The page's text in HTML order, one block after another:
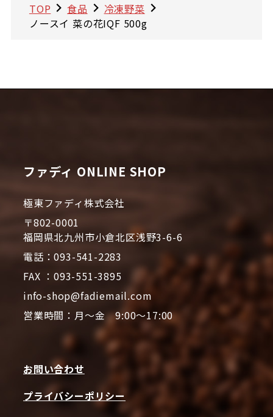
TOP 食品
冷凍野菜
ノースイ 菜の花IQF 500g
ファディ ONLINE SHOP
極東ファディ株式会社
〒802-0001
福岡県北九州市小倉北区浅野3-6-6
電話：093-541-2283
FAX ：093-551-3895
info-shop@fadiemail.com
営業時間：月～金 9:00～17:00
お問い合わせ
プライバシーポリシー